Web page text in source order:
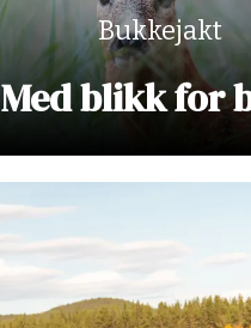
Bukkejakt
Med blikk for